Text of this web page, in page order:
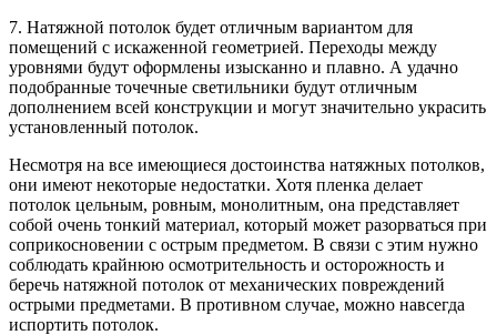
7. Натяжной потолок будет отличным вариантом для
помещений с искаженной геометрией. Переходы между
уровнями будут оформлены изысканно и плавно. А удачно
подобранные точечные светильники будут отличным
дополнением всей конструкции и могут значительно украсить
установленный потолок.
Несмотря на все имеющиеся достоинства натяжных потолков,
они имеют некоторые недостатки. Хотя пленка делает
потолок цельным, ровным, монолитным, она представляет
собой очень тонкий материал, который может разорваться при
соприкосновении с острым предметом. В связи с этим нужно
соблюдать крайнюю осмотрительность и осторожность и
беречь натяжной потолок от механических повреждений
острыми предметами. В противном случае, можно навсегда
испортить потолок.